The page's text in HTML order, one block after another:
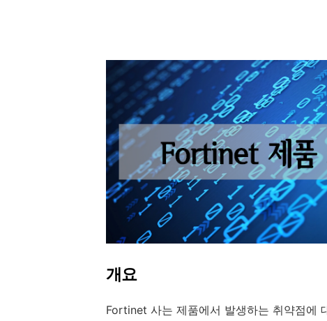
개요
Fortinet 사는 제품에서 발생하는 취약점에